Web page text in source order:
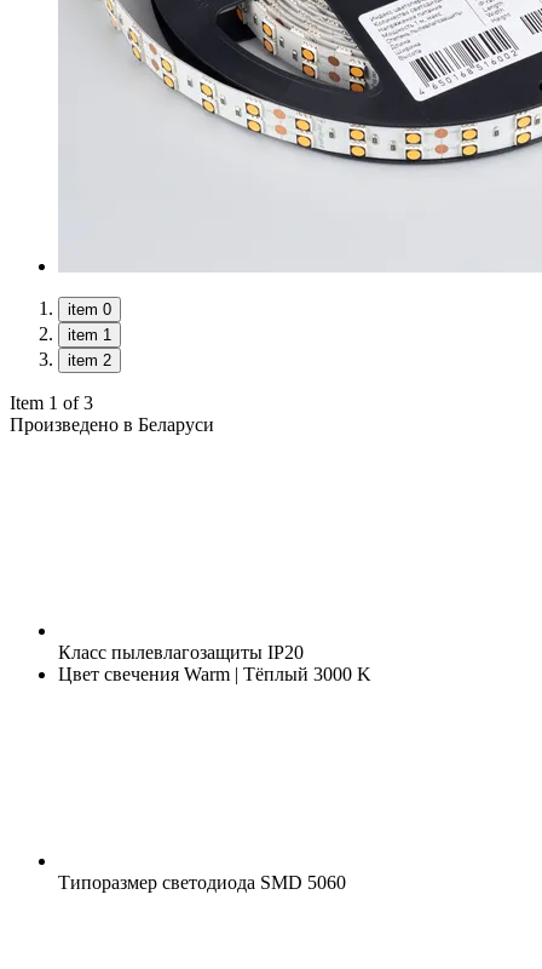
item 0
item 1
item 2
Item 1 of 3
Произведено в Беларуси
Класс пылевлагозащиты IP20
Цвет свечения Warm | Тёплый 3000 K
Типоразмер светодиода SMD 5060